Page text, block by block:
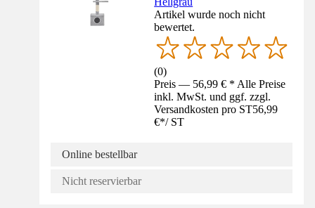
Artikel wurde noch nicht
bewertet.
(0)
Preis — 56,99 € * Alle Preise
inkl. MwSt. und ggf. zzgl.
Versandkosten pro ST56,99
€*/ ST
Online bestellbar
Nicht reservierbar